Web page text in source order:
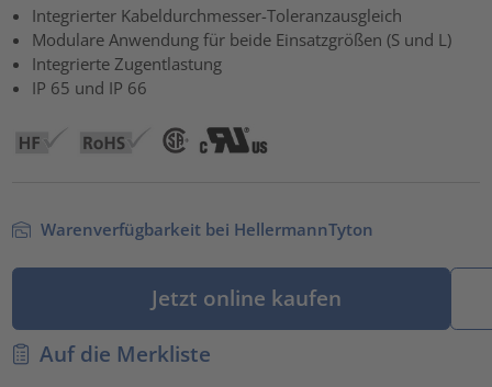
Akzeptieren
powered byUsercentrics Consent Management Platform
Integrierter Kabeldurchmesser-Toleranzausgleich
Modulare Anwendung für beide Einsatzgrößen (S und L)
Integrierte Zugentlastung
IP 65 und IP 66
Warenverfügbarkeit bei HellermannTyton
Jetzt online kaufen
Auf die Merkliste